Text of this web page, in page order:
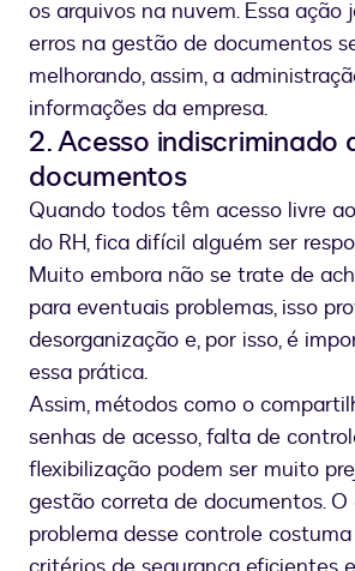
os arquivos na nuvem. Essa ação
erros na gestão de documentos
melhorando, assim, a
informações da empresa.
2. Acesso indiscriminado
documentos
Quando todos têm acesso livre
do RH, fica difícil alguém ser
Muito embora não se trate de
para eventuais problemas, isso
desorganização e, por isso, é
essa prática.
Assim, métodos como o
senhas de acesso, falta de
flexibilização podem ser muito
gestão correta de documentos. O
problema desse controle